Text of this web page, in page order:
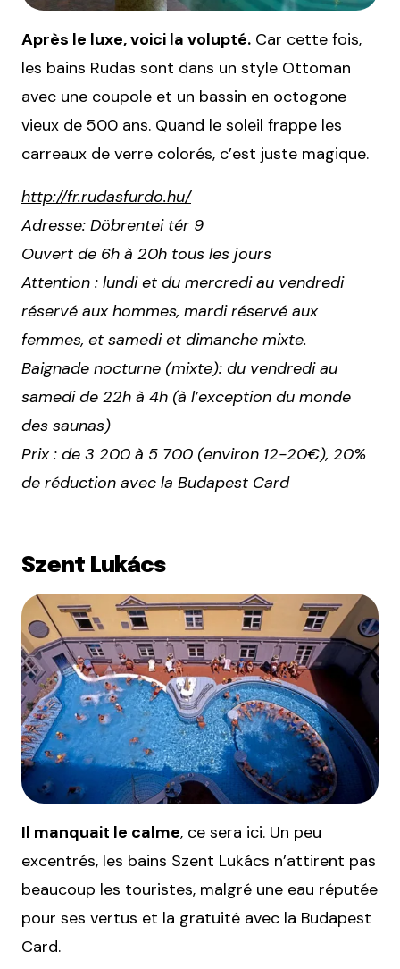
Après le luxe, voici la volupté. Car cette fois,
les bains Rudas sont dans un style Ottoman
avec une coupole et un bassin en octogone
vieux de 500 ans. Quand le soleil frappe les
carreaux de verre colorés, c’est juste magique.
http://fr.rudasfurdo.hu/
Adresse: Döbrentei tér 9
Ouvert de 6h à 20h tous les jours
Attention : lundi et du mercredi au vendredi
réservé aux hommes, mardi réservé aux
femmes, et samedi et dimanche mixte.
Baignade nocturne (mixte): du vendredi au
samedi de 22h à 4h (à l’exception du monde
des saunas)
Prix : de 3 200 à 5 700 (environ 12-20€), 20%
de réduction avec la Budapest Card
Szent Lukács
Il manquait le calme, ce sera ici. Un peu
excentrés, les bains Szent Lukács n’attirent pas
beaucoup les touristes, malgré une eau réputée
pour ses vertus et la gratuité avec la Budapest
Card.